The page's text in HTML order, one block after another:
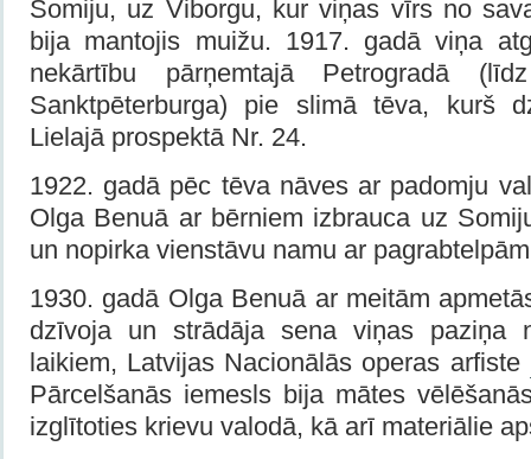
Somiju, uz Viborgu, kur viņas vīrs no
bija mantojis muižu. 1917. gadā viņa
nekārtību pārņemtajā Petrogradā
Sanktpēterburga) pie slimā tēva, kurš
Lielajā prospektā Nr. 24.
1922. gadā pēc tēva nāves ar padomju
Olga Benuā ar bērniem izbrauca uz
un nopirka vienstāvu namu ar
1930. gadā Olga Benuā ar meitām
dzīvoja un strādāja sena viņas paziņa
laikiem, Latvijas Nacionālās operas arfiste
Pārcelšanās iemesls bija mātes
izglītoties krievu valodā, kā arī materiālie